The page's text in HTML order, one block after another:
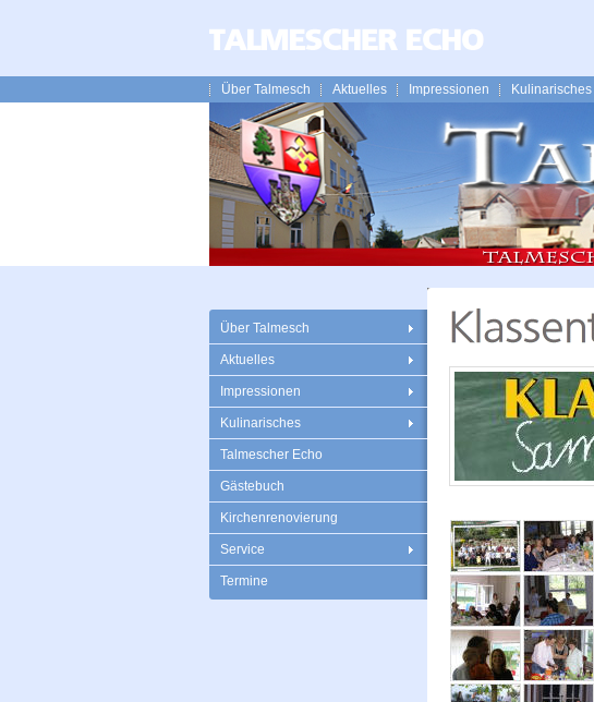
Über Talmesch Aktuelles Impressionen Kulinarisches
Über Talmesch
Aktuelles
Impressionen
Kulinarisches
Talmescher Echo
Gästebuch
Kirchenrenovierung
Service
Termine